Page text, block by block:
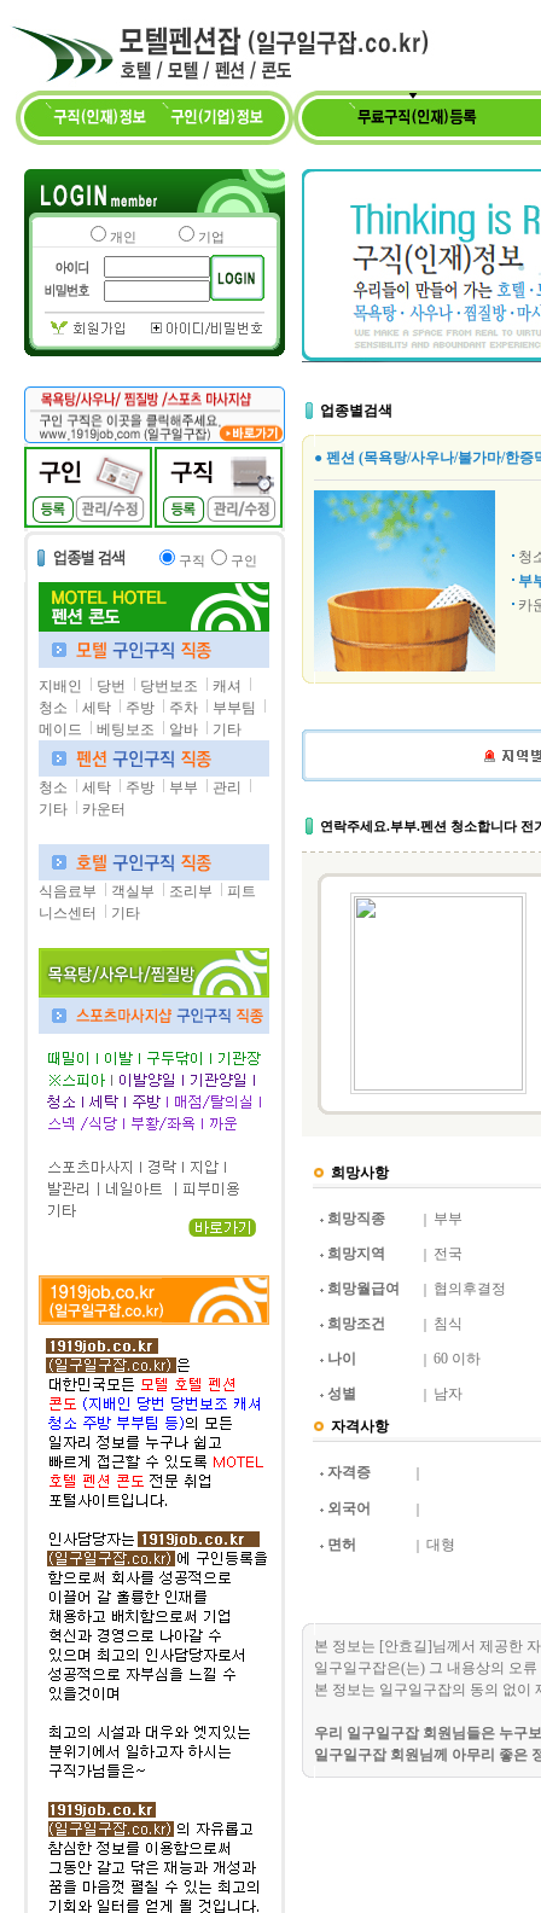
개인 기업
구직 구인
지배인 당번 당번보조
캐셔
청소
세탁 주방 주차
부부팀
메이드
베팅보조 알바 기타
청소 세탁 주방 부부
관리
기타
카운터
식음료부 객실부 조리부
피트
니스센터
기타
업종별검색
● 펜션 (목욕탕/사우나/불가마/한증
청
부
카
연락주세요.부부.펜션 청소합니다 전
희망사항
희망직종 부부
희망지역 전국
희망월급여 협의후결정
희망조건 침식
나이 60 이하
성별
남자
자격사항
자격증
외국어
면허 대형
본 정보는 [안효길]님께서 제공한
일구일구잡은(는) 그 내용상의 오
본 정보는 일구일구잡의 동의 없이
우리 일구일구잡 회원님들은 누구
일구일구잡 회원님께 아무리 좋은